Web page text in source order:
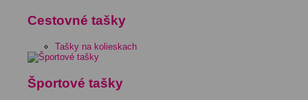
Cestovné tašky
Tašky na kolieskach
Športové tašky